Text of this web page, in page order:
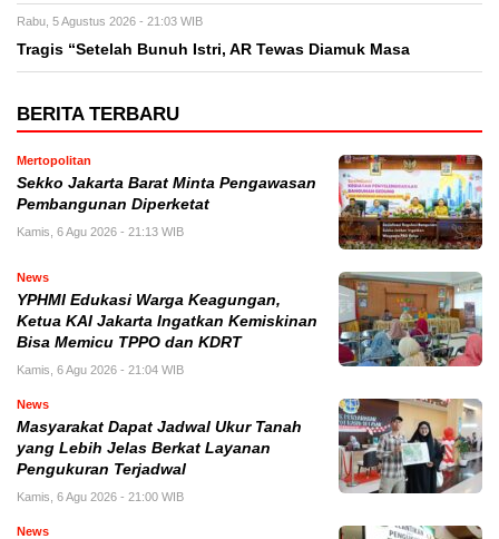
Rabu, 5 Agustus 2026 - 21:03 WIB
Tragis “Setelah Bunuh Istri, AR Tewas Diamuk Masa
BERITA TERBARU
Mertopolitan
Sekko Jakarta Barat Minta Pengawasan
Pembangunan Diperketat
Kamis, 6 Agu 2026 - 21:13 WIB
News
YPHMI Edukasi Warga Keagungan,
Ketua KAI Jakarta Ingatkan Kemiskinan
Bisa Memicu TPPO dan KDRT
Kamis, 6 Agu 2026 - 21:04 WIB
News
Masyarakat Dapat Jadwal Ukur Tanah
yang Lebih Jelas Berkat Layanan
Pengukuran Terjadwal
Kamis, 6 Agu 2026 - 21:00 WIB
News